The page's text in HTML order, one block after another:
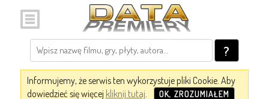
?
Informujemy, że serwis ten wykorzystuje pliki Cookie. Aby
dowiedzieć się więcej kliknij tutaj. OK, ZROZUMIAŁEM